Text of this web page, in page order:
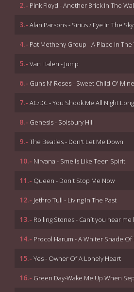
2.- Pink Floyd - Another Brick In The
3.- Alan Parsons - Sirius / Eye In The Sky
4.- Pat Metheny Group - A Place In The
5.- Van Halen - Jump
6.- Guns N' Roses - Sweet Child O' Mine
7.- AC/DC - You Shook Me All Night Long
8.- Genesis - Solsbury Hill
9.- The Beatles - Don't Let Me Down
10.- Nirvana - Smells Like Teen Spirit
11.- Queen - Don't Stop Me Now
12.- Jethro Tull - Living In The Past
13.- Rolling Stones - Can´t you hear
14.- Procol Harum - A Whiter Shade Of
15.- Yes - Owner Of A Lonely Heart
16.- Green Day-Wake Me Up When